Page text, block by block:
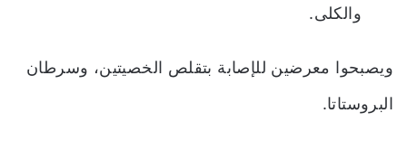
والكلى.
ويصبحوا معرضين للإصابة بتقلص الخصيتين، وسرطان
البروستاتا.